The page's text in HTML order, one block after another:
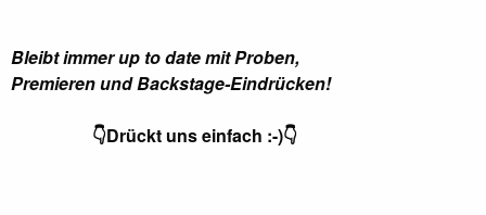
Bleibt immer up to date mit Proben,
Premierenund Backstage-Eindrücken!
👇Drückt uns einfach :-)👇